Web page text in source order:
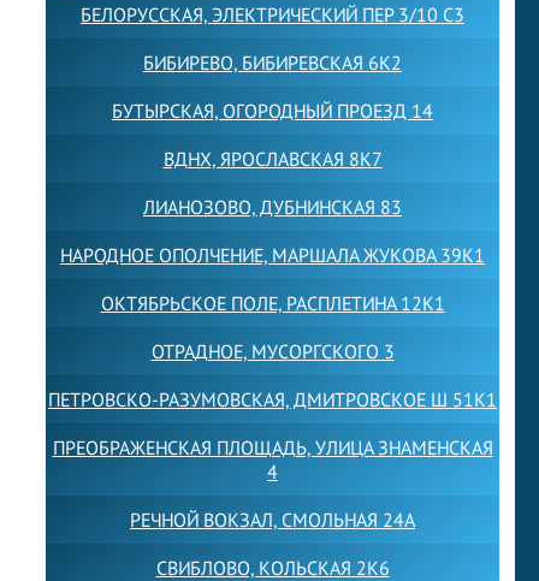
БЕЛОРУССКАЯ, ЭЛЕКТРИЧЕСКИЙ ПЕР 3/10 С3
БИБИРЕВО, БИБИРЕВСКАЯ 6К2
БУТЫРСКАЯ, ОГОРОДНЫЙ ПРОЕЗД 14
ВДНХ, ЯРОСЛАВСКАЯ 8К7
ЛИАНОЗОВО, ДУБНИНСКАЯ 83
НАРОДНОЕ ОПОЛЧЕНИЕ, МАРШАЛА ЖУКОВА 39К1
ОКТЯБРЬСКОЕ ПОЛЕ, РАСПЛЕТИНА 12К1
ОТРАДНОЕ, МУСОРГСКОГО 3
ПЕТРОВСКО-РАЗУМОВСКАЯ, ДМИТРОВСКОЕ Ш 51К1
ПРЕОБРАЖЕНСКАЯ ПЛОЩАДЬ, УЛИЦА ЗНАМЕНСКАЯ
4
РЕЧНОЙ ВОКЗАЛ, СМОЛЬНАЯ 24А
СВИБЛОВО, КОЛЬСКАЯ 2К6